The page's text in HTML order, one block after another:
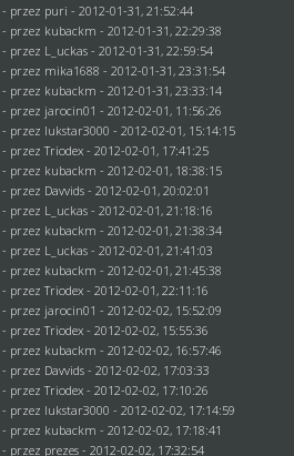
- przez puri - 2012-01-31, 21:52:44
- przez kubackm - 2012-01-31, 22:29:38
- przez L_uckas - 2012-01-31, 22:59:54
- przez mika1688 - 2012-01-31, 23:31:54
- przez kubackm - 2012-01-31, 23:33:14
- przez jarocin01 - 2012-02-01, 11:56:26
- przez lukstar3000 - 2012-02-01, 15:14:15
- przezTriodex - 2012-02-01, 17:41:25
- przez kubackm - 2012-02-01, 18:38:15
- przez Davvids - 2012-02-01, 20:02:01
- przez L_uckas - 2012-02-01, 21:18:16
- przez kubackm - 2012-02-01, 21:38:34
- przez L_uckas - 2012-02-01, 21:41:03
- przez kubackm - 2012-02-01, 21:45:38
- przezTriodex - 2012-02-01, 22:11:16
- przez jarocin01 - 2012-02-02, 15:52:09
- przezTriodex - 2012-02-02, 15:55:36
- przez kubackm - 2012-02-02, 16:57:46
- przez Davvids - 2012-02-02, 17:03:33
- przezTriodex - 2012-02-02, 17:10:26
- przez lukstar3000 - 2012-02-02, 17:14:59
- przez kubackm - 2012-02-02, 17:18:41
- przez prezes - 2012-02-02, 17:32:54